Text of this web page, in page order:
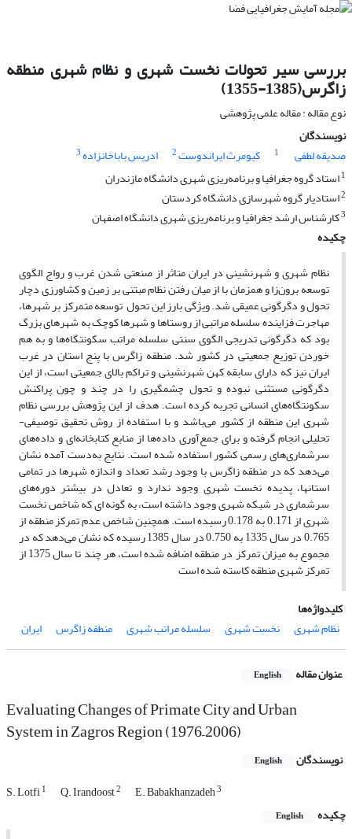
بررسی سیر تحولات نخست شهری و نظام شهری منطقه
زاگرس(1385-1355)
نوع مقاله : مقاله علمی پژوهشی
نویسندگان
صدیقه لطفی
1 کیومرث ایراندوست2 ادریس باباخانزاده3
1استاد گروه جغرافیا و برنامه‌ریزی شهری دانشگاه مازندران
2استادیار گروه شهرسازی دانشگاه کردستان
3کارشناس ارشد جغرافیا و برنامه‌ریزی شهری دانشگاه اصفهان
چکیده
نظام شهری و شهرنشینی در ایران متاثر از صنعتی شدن غرب و رواج الگوی
توسعه برون‌زا و همزمان با از میان رفتن نظام مبتنی بر زمین و کشاورزی دچار
تحول و دگرگونی عمیقی شد. ویژگی بارز این تحول توسعه متمرکز بر شهرها،
مهاجرت فزاینده سلسله مراتبی از روستاها و شهرها کوچک به شهرهای بزرگ
بود که دگرگونی تدریجی الگوی سنتی سلسله مراتب سکونتگاه‌ها و به هم
خوردن توزیع جمعیتی در کشور شد. منطقه زاگرس با پنج استان در غرب
ایران نیز که دارای سابقه کهن شهرنشینی و تراکم بالای جمعیتی است، از این
دگرگونی مستثنی نبوده و تحول چشمگیری را در چند و چون پراکنش
سکونتگاه‌های انسانی تجربه کرده است. هدف از این پژوهش بررسی نظام
شهری این منطقه از کشور می‌باشد و با استفاده از روش تحقیق توصیفی-
تحلیلی انجام گرفته و برای جمع‌آوری داده‌ها از منابع کتابخانه‌ای و داده‌های
سرشماری‌های رسمی کشور استفاده شده است. نتایج به‌دست آمده نشان
می‌دهد که در منطقه زاگرس با وجود رشد تعداد و اندازه شهرها در تمامی
استانها، پدیده نخست شهری وجود ندارد و تعادل در بیشتر دوره‌های
سرشماری در شبکه شهری وجود داشته است، به گونه ای که شاخص نخست
شهری از 0.171 به 0.178 رسیده است. همچنین شاخص عدم تمرکز منطقه از
0.765 در سال 1335 به 0.750 در سال 1385 رسیده که نشان می‌دهد که در
مجموع به میزان تمرکز در منطقه اضافه شده است، هر چند تا سال 1375 از
تمرکز شهری منطقه کاسته شده است
کلیدواژه‌ها
نظام شهری
نخست شهری سلسله مراتب شهری منطقه زاگرس ایران
عنوان مقاله English
Evaluating Changes of Primate City and Urban
System in Zagros Region (1976–2006)
نویسندگان English
S. Lotfi1 Q. Irandoost2 E. Babakhanzadeh3
چکیده English